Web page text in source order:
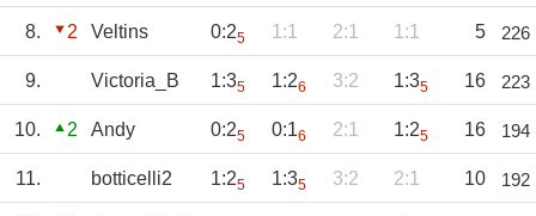
8. 2 Veltins 0:25 1:1 2:1 1:1 5 226
9. Victoria_B 1:35 1:26 3:2 1:35 16 223
10. 2 Andy 0:25 0:16 2:1 1:25 16 194
11. botticelli2 1:25 1:35 3:2 2:1 10 192